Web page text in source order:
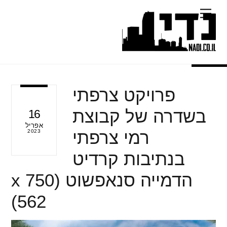
content
Menu
16
אפריל
2023
פרויקט צרפתי
בשדרה של קבוצת
רמי צרפתי
בנתיבות קרדיט
הדמייה סנאפשוט (750 x
562)